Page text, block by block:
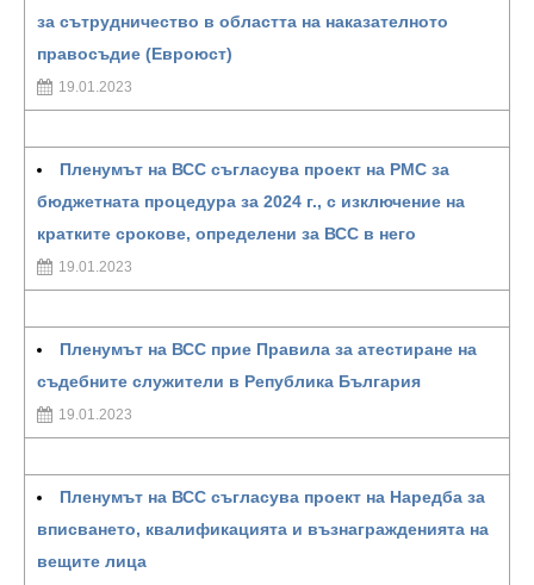
за сътрудничество в областта на наказателното
правосъдие (Евроюст)
19.01.2023
Пленумът на ВСС съгласува проект на РМС за
бюджетната процедура за 2024 г., с изключение на
кратките срокове, определени за ВСС в него
19.01.2023
Пленумът на ВСС прие Правила за атестиране на
съдебните служители в Република България
19.01.2023
Пленумът на ВСС съгласува проект на Наредба за
вписването, квалификацията и възнагражденията на
вещите лица